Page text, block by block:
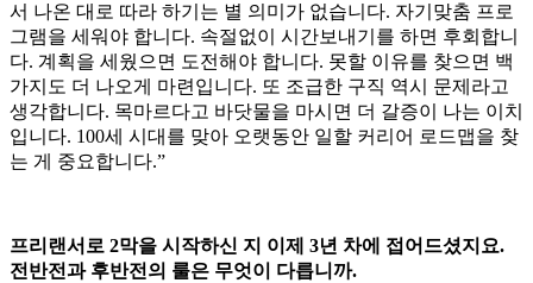
서 나온 대로 따라 하기는 별 의미가 없습니다. 자기맞춤 프로
그램을 세워야 합니다. 속절없이 시간보내기를 하면 후회합니
다. 계획을 세웠으면 도전해야 합니다. 못할 이유를 찾으면 백
가지도 더 나오게 마련입니다. 또 조급한 구직 역시 문제라고
생각합니다. 목마르다고 바닷물을 마시면 더 갈증이 나는 이치
입니다. 100세 시대를 맞아 오랫동안 일할 커리어 로드맵을 찾
는 게 중요합니다.”
프리랜서로 2막을 시작하신 지 이제 3년 차에 접어드셨지요.
전반전과 후반전의 룰은 무엇이 다릅니까.